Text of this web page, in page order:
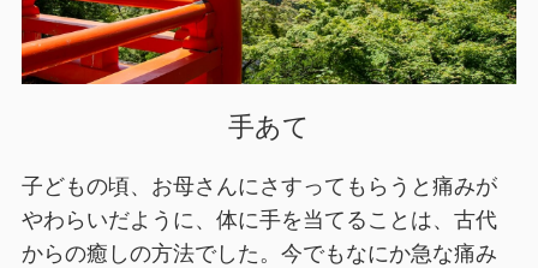
手あて
子どもの頃、お母さんにさすってもらうと痛みが
やわらいだように、体に手を当てることは、古代
からの癒しの方法でした。今でもなにか急な痛み